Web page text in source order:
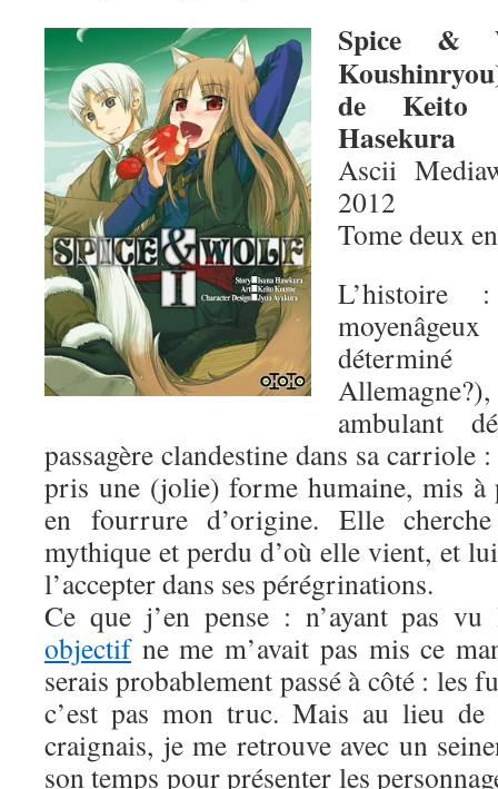
Spice &
de Keito
Hasekura
Ascii
2012
Tome deux
L’histoire
ambulant
passagère clandestine dans sa carriole
pris une (jolie) forme humaine, mis à
en fourrure d’origine. Elle
mythique et perdu d’où elle vient, et
l’accepter dans ses pérégrinations.
Ce que j’en pense : n’ayant pas
objectifne me m’avait pas mis ce
serais probablement passé à côté : les
c’est pas mon truc. Mais au lieu de
craignais, je me retrouve avec un
son temps pour présenter les